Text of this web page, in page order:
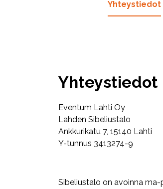
Yhteystiedot
Yhteystiedot
Eventum Lahti Oy
Lahden Sibeliustalo
Ankkurikatu 7, 15140 Lahti
Y-tunnus 3413274-9
Sibeliustalo on avoinna